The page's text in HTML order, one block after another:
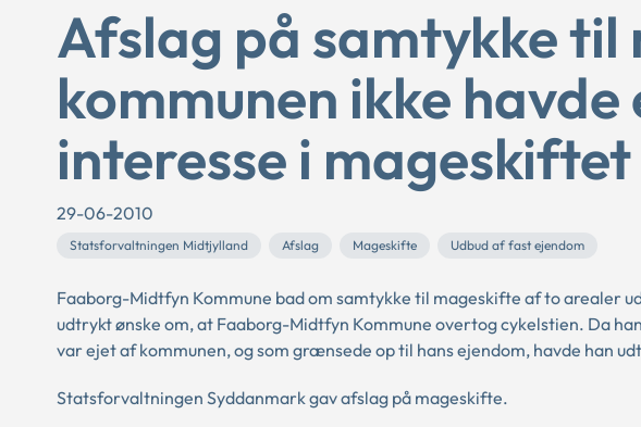
Afslag på samtykke til
kommunen ikke
interesse i mageskiftet
29-06-2010
Statsforvaltningen Midtjylland Afslag Mageskifte Udbud af fast ejendom
Faaborg-Midtfyn Kommune bad om samtykke til mageskifte af to arealer
udtrykt ønske om, at Faaborg-Midtfyn Kommune overtog cykelstien. Da
var ejet af kommunen, og som grænsede op til hans ejendom, havde han
Statsforvaltningen Syddanmark gav afslag på mageskifte.